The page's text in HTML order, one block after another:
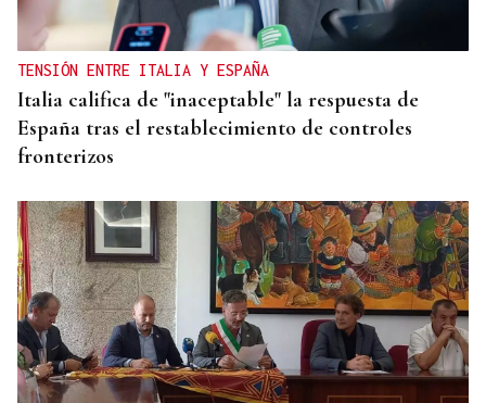
TENSIÓN ENTRE ITALIA Y ESPAÑA
Italia califica de "inaceptable" la respuesta de
España tras el restablecimiento de controles
fronterizos